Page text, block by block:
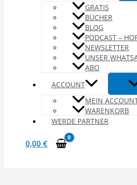
GRATIS
BÜCHER
BLOG
PODCAST –
NEWSLETTER
UNSER
ABO
ACCOUNT
MEIN
WARENKORB
WERDE PARTNER
0,00 €